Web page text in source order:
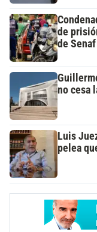
de
de Senaf
no cesa
Luis
pelea